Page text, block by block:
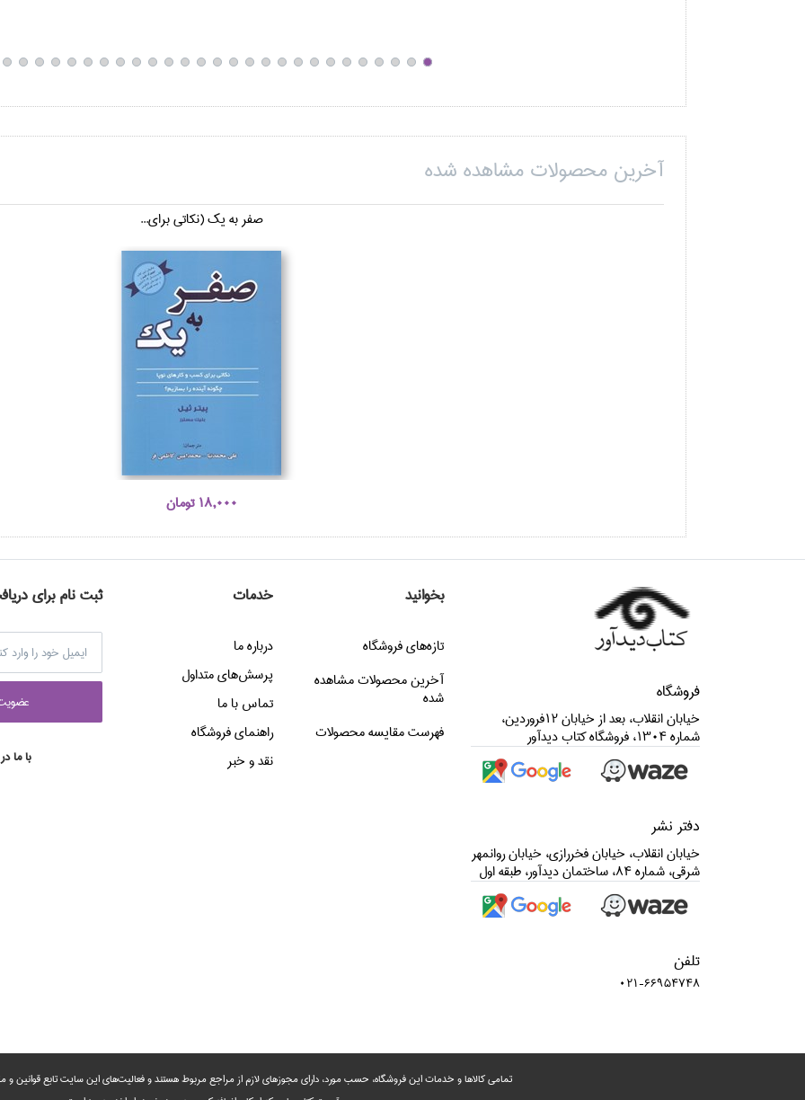
آخرین محصولات مشاهده شده
صفر به يك (نكاتي براي...
18,000 تومان
فروشگاه
خيابان انقلاب، بعد از خيابان 12فروردين،
شماره 1304، فروشگاه كتاب ديدآور
دفتر نشر
خيابان انقلاب، خيابان فخررازي، خيابان روانمهر
شرقي، شماره 84، ساختمان ديدآور، طبقه اول
تلفن
021-66954748
بخوانید
تازه‌هاي فروشگاه
آخرین محصولات مشاهده
شده
فهرست مقایسه محصولات
خدمات
درباره ما
پرسش‌هاي متداول
تماس با ما
راهنماي فروشگاه
نقد و خبر
ثبت نام برای
با ما
تمامی‌ کالاها و خدمات این فروشگاه، حسب مورد،‌ دارای مجوزهای لازم از مراجع مربوط هستند ‌و‌‌ فعالیت‌های این سایت تابع قوانین